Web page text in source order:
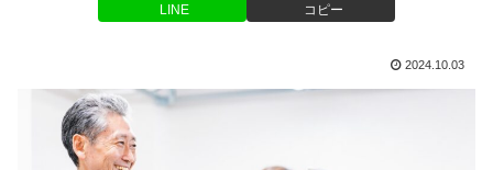
LINE コピー
2024.10.03